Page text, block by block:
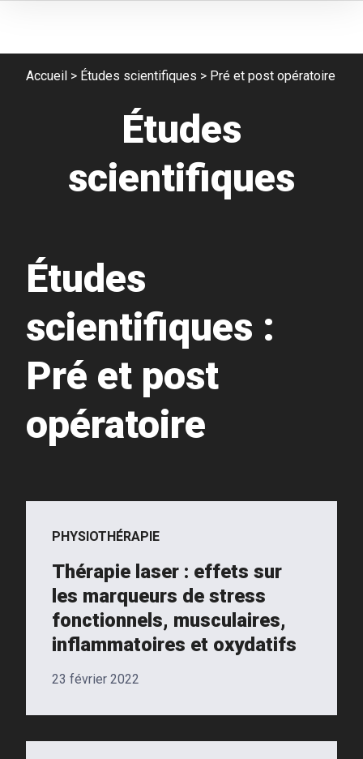
Accueil > Études scientifiques > Pré et post opératoire
Études
scientifiques
Études
scientifiques :
Pré et post
opératoire
PHYSIOTHÉRAPIE
Thérapie laser : effets sur
les marqueurs de stress
fonctionnels, musculaires,
inflammatoires et oxydatifs
23 février 2022